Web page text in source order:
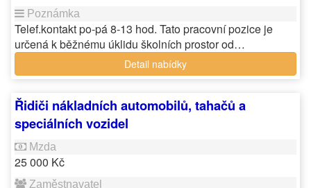
Telef.kontakt po-pá 8-13 hod. Tato pracovní pozice je
určená k běžnému úklidu školních prostor od…
Detail nabídky
Řidiči nákladních automobilů, tahačů a
speciálních vozidel
25 000 Kč